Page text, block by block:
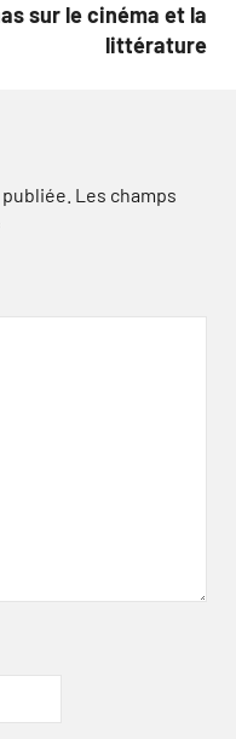
sur le cinéma et la
littérature
Les champs